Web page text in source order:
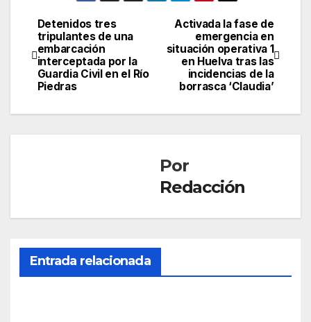
Navegación
de
entradas
Activada la fase de
emergencia en
situación operativa 1
en Huelva tras las
incidencias de la
borrasca ‘Claudia’
Detenidos tres
tripulantes de una
embarcación
interceptada por la
Guardia Civil en el Río
Piedras
Por
Redacción
Entrada relacionada
SOCIEDAD
Mue